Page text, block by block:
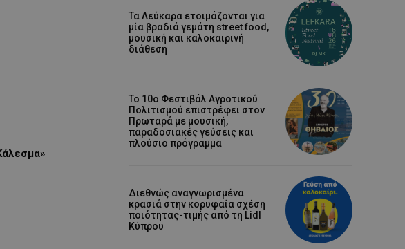
Τα Λεύκαρα ετοιμάζονται για
μία βραδιά γεμάτη street food,
μουσική και καλοκαιρινή
διάθεση
Το 10ο Φεστιβάλ Αγροτικού
Πολιτισμού επιστρέφει στον
Πρωταρά με μουσική,
παραδοσιακές γεύσεις και
πλούσιο πρόγραμμα
Διεθνώς αναγνωρισμένα
κρασιά στην κορυφαία σχέση
ποιότητας-τιμής από τη Lidl
Κύπρου